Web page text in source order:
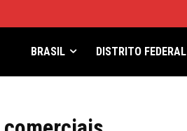
BRASIL DISTRITO FEDERAL